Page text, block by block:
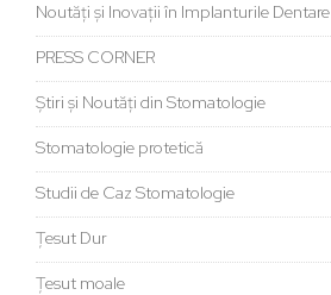
Noutăți și Inovații în Implanturile Dentare
PRESS CORNER
Știri și Noutăți din Stomatologie
Stomatologie protetică
Studii de Caz Stomatologie
Țesut Dur
Țesut moale